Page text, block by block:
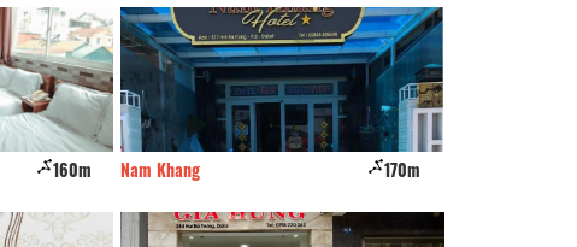
160m Nam Khang 170m